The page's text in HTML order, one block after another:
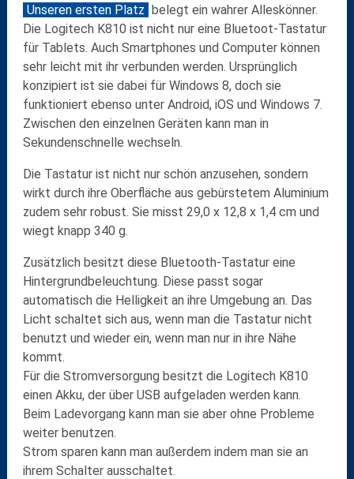
Unseren ersten Platz belegt ein wahrer Alleskönner.
Die Logitech K810 ist nicht nur eine Bluetoot-Tastatur
für Tablets. Auch Smartphones und Computer können
sehr leicht mit ihr verbunden werden. Ursprünglich
konzipiert ist sie dabei für Windows 8, doch sie
funktioniert ebenso unter Android, iOS und Windows 7.
Zwischen den einzelnen Geräten kann man in
Sekundenschnelle wechseln.
Die Tastatur ist nicht nur schön anzusehen, sondern
wirkt durch ihre Oberfläche aus gebürstetem Aluminium
zudem sehr robust. Sie misst 29,0 x 12,8 x 1,4 cm und
wiegt knapp 340 g.
Zusätzlich besitzt diese Bluetooth-Tastatur eine
Hintergrundbeleuchtung. Diese passt sogar
automatisch die Helligkeit an ihre Umgebung an. Das
Licht schaltet sich aus, wenn man die Tastatur nicht
benutzt und wieder ein, wenn man nur in ihre Nähe
kommt.
Für die Stromversorgung besitzt die Logitech K810
einen Akku, der über USB aufgeladen werden kann.
Beim Ladevorgang kann man sie aber ohne Probleme
weiter benutzen.
Strom sparen kann man außerdem indem man sie an
ihrem Schalter ausschaltet.